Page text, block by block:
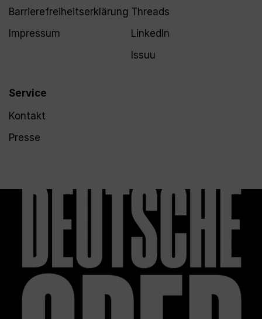
Barrierefreiheitserklärung
Impressum
Service
Kontakt
Presse
Threads
LinkedIn
Issuu